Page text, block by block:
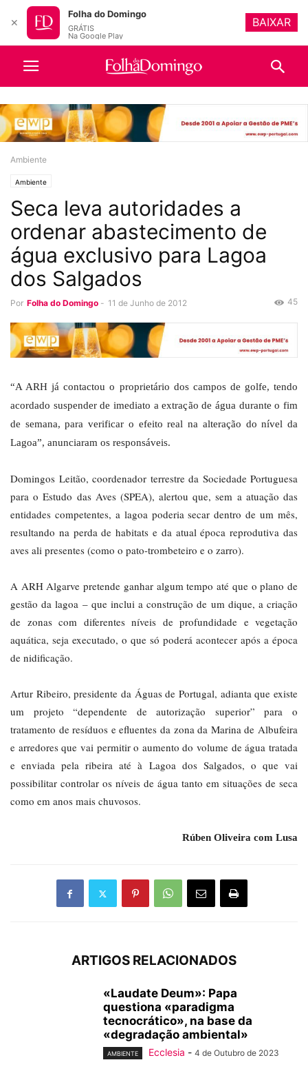
Ambiente
Ambiente
Seca leva autoridades a
ordenar abastecimento de
água exclusivo para Lagoa
dos Salgados
Por Folha do Domingo - 11 de Junho de 2012 45
“A ARH já contactou o proprietário dos campos de golfe, tendo
acordado suspender de imediato a extração de água durante o fim
de semana, para verificar o efeito real na alteração do nível da
Lagoa”, anunciaram os responsáveis.
Domingos Leitão, coordenador terrestre da Sociedade Portuguesa
para o Estudo das Aves (SPEA), alertou que, sem a atuação das
entidades competentes, a lagoa poderia secar dentro de um mês,
resultando na perda de habitats e da atual época reprodutiva das
aves ali presentes (como o pato-trombeteiro e o zarro).
A ARH Algarve pretende ganhar algum tempo até que o plano de
gestão da lagoa – que inclui a construção de um dique, a criação
de zonas com diferentes níveis de profundidade e vegetação
aquática, seja executado, o que só poderá acontecer após a época
de nidificação.
Artur Ribeiro, presidente da Águas de Portugal, adianta que existe
um projeto “dependente de autorização superior” para o
tratamento de resíduos e efluentes da zona da Marina de Albufeira
e arredores que vai permitir o aumento do volume de água tratada
e enviada pela ribeira até à Lagoa dos Salgados, o que vai
possibilitar controlar os níveis de água tanto em situações de seca
como em anos mais chuvosos.
Rúben Oliveira com Lusa
ARTIGOS RELACIONADOS
«Laudate Deum»: Papa
questiona «paradigma
tecnocrático», na base da
«degradação ambiental»
AMBIENTE Ecclesia - 4 de Outubro de 2023
✕
Folha do Domingo
GRÁTIS
Na Google Play
BAIXAR